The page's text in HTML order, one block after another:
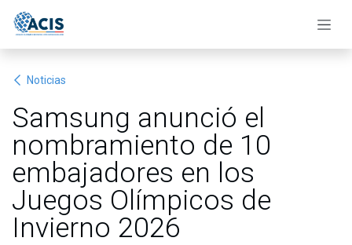
Noticias
Samsung anunció el
nombramiento de 10
embajadores en los
Juegos Olímpicos de
Invierno 2026